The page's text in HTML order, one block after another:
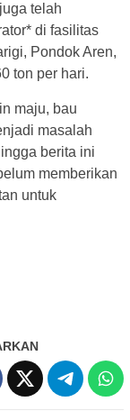
telah
di fasilitas
Pondok Aren,
ton per hari.
maju, bau
masalah
berita ini
memberikan
untuk